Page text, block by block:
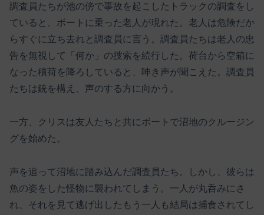
調査員たちが池の傍で事故を起こしたトラックの調査をし
ていると、ボートに乗った老人が現れた。老人は危険だか
らすぐに立ち去れと調査員に言う。調査員たちは老人の忠
告を無視して「何か」の捜索を続行した。荷台から空箱に
なった積荷を降ろしていると、呻き声が聞こえた。調査員
たちは銃を構え、声のする方に向かう。
一方、クリスは友人たちと共にボートで沼地のクルージン
グを始めた。
声を追って沼地に踏み込んだ調査員たち。しかし、彼らは
魚の姿をした怪物に襲われてしまう。一人が丸呑みにさ
れ、それを見て逃げ出したもう一人も結局は捕食されてし